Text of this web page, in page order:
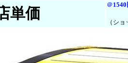
単価
＠
（シ